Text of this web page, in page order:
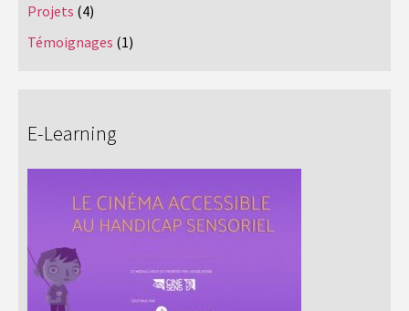
Projets (4)
Témoignages (1)
E-Learning